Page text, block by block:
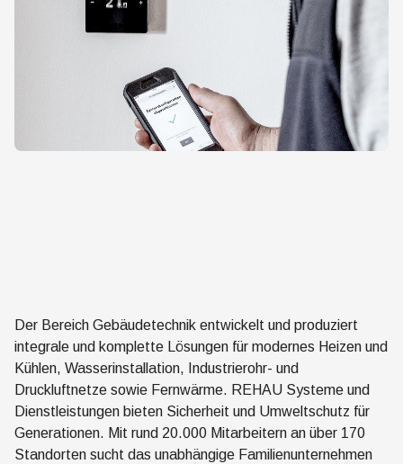
Der Bereich Gebäudetechnik entwickelt und produziert
integrale und komplette Lösungen für modernes Heizen und
Kühlen, Wasserinstallation, Industrierohr- und
Druckluftnetze sowie Fernwärme. REHAU Systeme und
Dienstleistungen bieten Sicherheit und Umweltschutz für
Generationen. Mit rund 20.000 Mitarbeitern an über 170
Standorten sucht das unabhängige Familienunternehmen